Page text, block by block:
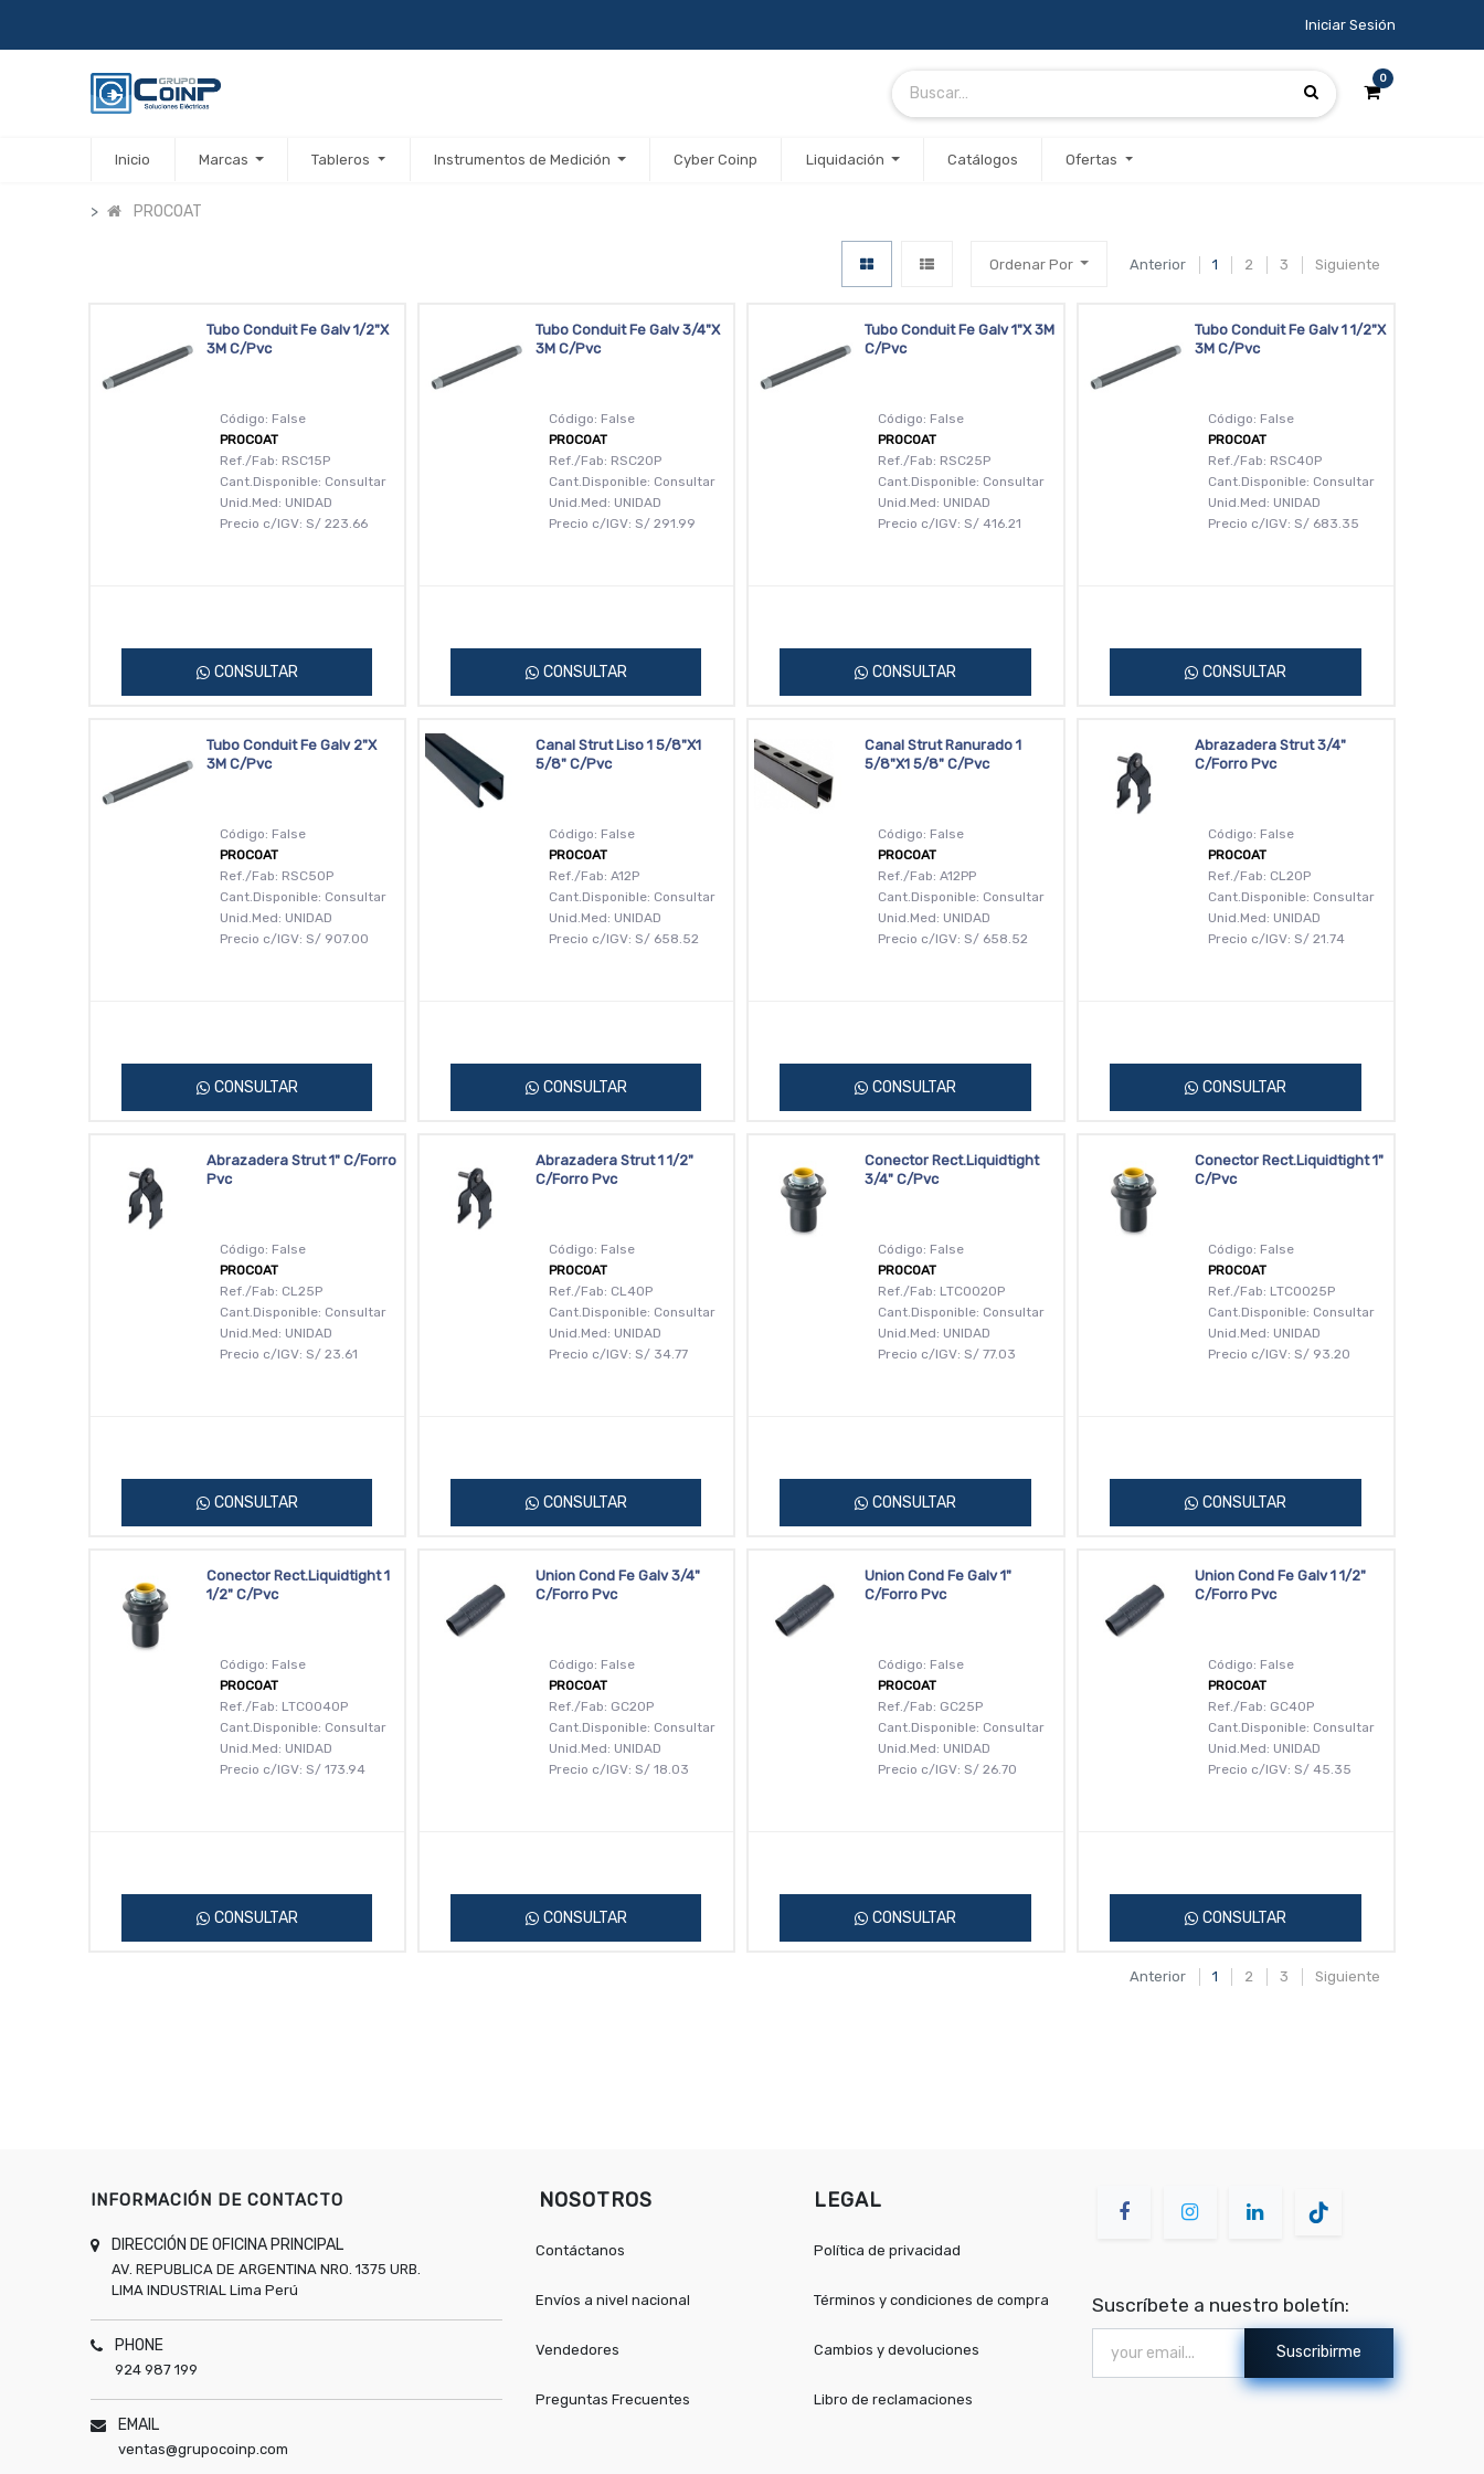
Iniciar Sesión
0
Inicio Marcas Tableros Instrumentos de Medición Cyber Coinp Liquidación Catálogos Ofertas
PROCOAT
Anterior 1 2 3 Siguiente
Ordenar Por
Tubo Conduit Fe Galv 1/2"X
3M C/Pvc
Código: False
PROCOAT
Ref./Fab: RSC15P
Cant.Disponible: Consultar
Unid.Med: UNIDAD
Precio c/IGV: S/ 223.66
CONSULTAR
Tubo Conduit Fe Galv 3/4"X
3M C/Pvc
Código: False
PROCOAT
Ref./Fab: RSC20P
Cant.Disponible: Consultar
Unid.Med: UNIDAD
Precio c/IGV: S/ 291.99
CONSULTAR
Tubo Conduit Fe Galv 1"X 3M
C/Pvc
Código: False
PROCOAT
Ref./Fab: RSC25P
Cant.Disponible: Consultar
Unid.Med: UNIDAD
Precio c/IGV: S/ 416.21
CONSULTAR
Tubo Conduit Fe Galv 1 1/2"X
3M C/Pvc
Código: False
PROCOAT
Ref./Fab: RSC40P
Cant.Disponible: Consultar
Unid.Med: UNIDAD
Precio c/IGV: S/ 683.35
CONSULTAR
Tubo Conduit Fe Galv 2"X
3M C/Pvc
Código: False
PROCOAT
Ref./Fab: RSC50P
Cant.Disponible: Consultar
Unid.Med: UNIDAD
Precio c/IGV: S/ 907.00
CONSULTAR
Canal Strut Liso 1 5/8"X1
5/8" C/Pvc
Código: False
PROCOAT
Ref./Fab: A12P
Cant.Disponible: Consultar
Unid.Med: UNIDAD
Precio c/IGV: S/ 658.52
CONSULTAR
Canal Strut Ranurado 1
5/8"X1 5/8" C/Pvc
Código: False
PROCOAT
Ref./Fab: A12PP
Cant.Disponible: Consultar
Unid.Med: UNIDAD
Precio c/IGV: S/ 658.52
CONSULTAR
Abrazadera Strut 3/4"
C/Forro Pvc
Código: False
PROCOAT
Ref./Fab: CL20P
Cant.Disponible: Consultar
Unid.Med: UNIDAD
Precio c/IGV: S/ 21.74
CONSULTAR
Abrazadera Strut 1" C/Forro
Pvc
Código: False
PROCOAT
Ref./Fab: CL25P
Cant.Disponible: Consultar
Unid.Med: UNIDAD
Precio c/IGV: S/ 23.61
CONSULTAR
Abrazadera Strut 1 1/2"
C/Forro Pvc
Código: False
PROCOAT
Ref./Fab: CL40P
Cant.Disponible: Consultar
Unid.Med: UNIDAD
Precio c/IGV: S/ 34.77
CONSULTAR
Conector Rect.Liquidtight
3/4" C/Pvc
Código: False
PROCOAT
Ref./Fab: LTC0020P
Cant.Disponible: Consultar
Unid.Med: UNIDAD
Precio c/IGV: S/ 77.03
CONSULTAR
Conector Rect.Liquidtight 1"
C/Pvc
Código: False
PROCOAT
Ref./Fab: LTC0025P
Cant.Disponible: Consultar
Unid.Med: UNIDAD
Precio c/IGV: S/ 93.20
CONSULTAR
Conector Rect.Liquidtight 1
1/2" C/Pvc
Código: False
PROCOAT
Ref./Fab: LTC0040P
Cant.Disponible: Consultar
Unid.Med: UNIDAD
Precio c/IGV: S/ 173.94
CONSULTAR
Union Cond Fe Galv 3/4"
C/Forro Pvc
Código: False
PROCOAT
Ref./Fab: GC20P
Cant.Disponible: Consultar
Unid.Med: UNIDAD
Precio c/IGV: S/ 18.03
CONSULTAR
Union Cond Fe Galv 1"
C/Forro Pvc
Código: False
PROCOAT
Ref./Fab: GC25P
Cant.Disponible: Consultar
Unid.Med: UNIDAD
Precio c/IGV: S/ 26.70
CONSULTAR
Union Cond Fe Galv 1 1/2"
C/Forro Pvc
Código: False
PROCOAT
Ref./Fab: GC40P
Cant.Disponible: Consultar
Unid.Med: UNIDAD
Precio c/IGV: S/ 45.35
CONSULTAR
Anterior 1 2 3 Siguiente
INFORMACIÓN DE CONTACTO
DIRECCIÓN DE OFICINA PRINCIPAL
AV. REPUBLICA DE ARGENTINA NRO. 1375 URB.
LIMA INDUSTRIAL Lima Perú
PHONE
924 987 199
EMAIL
ventas@grupocoinp.com
NOSOTROS
Contáctanos
Envíos a nivel nacional
Vendedores
Preguntas Frecuentes
LEGAL
Política de privacidad
Términos y condiciones de compra
Cambios y devoluciones
Libro de reclamaciones
Suscríbete a nuestro boletín:
Suscribirme